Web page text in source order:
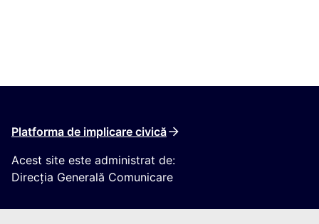
Platforma de implicare civică
Acest site este administrat de:
Direcția Generală Comunicare